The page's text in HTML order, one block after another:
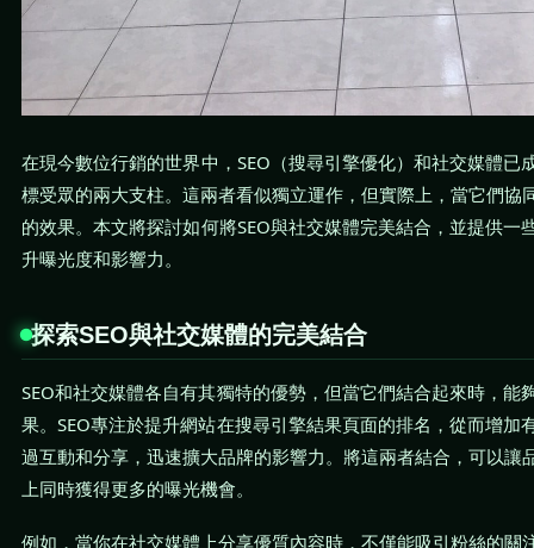
在現今數位行銷的世界中，SEO（搜尋引擎優化）和社交媒體已
標受眾的兩大支柱。這兩者看似獨立運作，但實際上，當它們協
的效果。本文將探討如何將SEO與社交媒體完美結合，並提供一
升曝光度和影響力。
探索SEO與社交媒體的完美結合
SEO和社交媒體各自有其獨特的優勢，但當它們結合起來時，能
果。SEO專注於提升網站在搜尋引擎結果頁面的排名，從而增加
過互動和分享，迅速擴大品牌的影響力。將這兩者結合，可以讓
上同時獲得更多的曝光機會。
例如，當你在社交媒體上分享優質內容時，不僅能吸引粉絲的關